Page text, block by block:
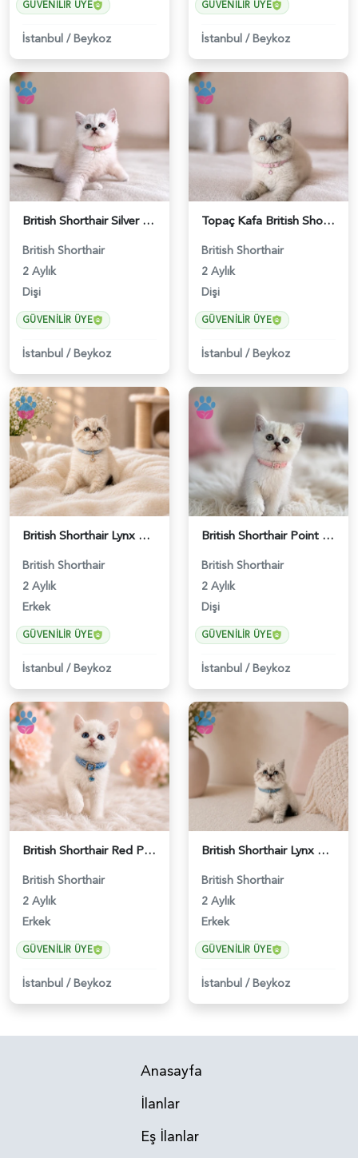
GÜVENILIR ÜYE
İstanbul /Beykoz
GÜVENILIR ÜYE
İstanbul /Beykoz
British Shorthair Silver Point Kızımız - 5228
British Shorthair
2 Aylık
Dişi
GÜVENILIR ÜYE
İstanbul /Beykoz
Topaç Kafa British Shorthair Blue Point Dişi - 5229
British Shorthair
2 Aylık
Dişi
GÜVENILIR ÜYE
İstanbul /Beykoz
British Shorthair Lynx Point Erkek Yavrumuz - 4721
British Shorthair
2 Aylık
Erkek
GÜVENILIR ÜYE
İstanbul /Beykoz
British Shorthair Point Güzellik 2 Aylık - 5237
British Shorthair
2 Aylık
Dişi
GÜVENILIR ÜYE
İstanbul /Beykoz
British Shorthair Red Point Erkek Yavrumuz - 4732
British Shorthair
2 Aylık
Erkek
GÜVENILIR ÜYE
İstanbul /Beykoz
British Shorthair Lynx Point Pofuduk Yavrumuz - 4748
British Shorthair
2 Aylık
Erkek
GÜVENILIR ÜYE
İstanbul /Beykoz
Anasayfa
İlanlar
Eş İlanlar